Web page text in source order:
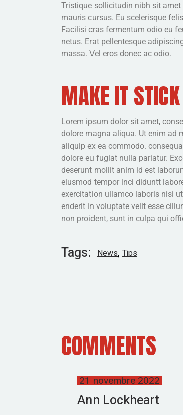
Tristique sollicitudin nibh sit
mauris cursus. Eu scelerisque
Facilisi cras fermentum odio eu
netus. Erat pellentesque
massa. Vel eros donec ac odio.
MAKE IT STICK
Lorem ipsum dolor sit amet,
dolore magna aliqua. Ut enim ad
aliquip ex ea commodo.
dolore eu fugiat nulla pariatur.
deserunt mollit anim id est
eiusmod tempor inci diduntt
exercitation ullamco laboris nisi
enderit in voluptate velit esse
non proident, sunt in culpa qui
Tags: News Tips
COMMENTS
21 novembre 2022
Ann Lockheart